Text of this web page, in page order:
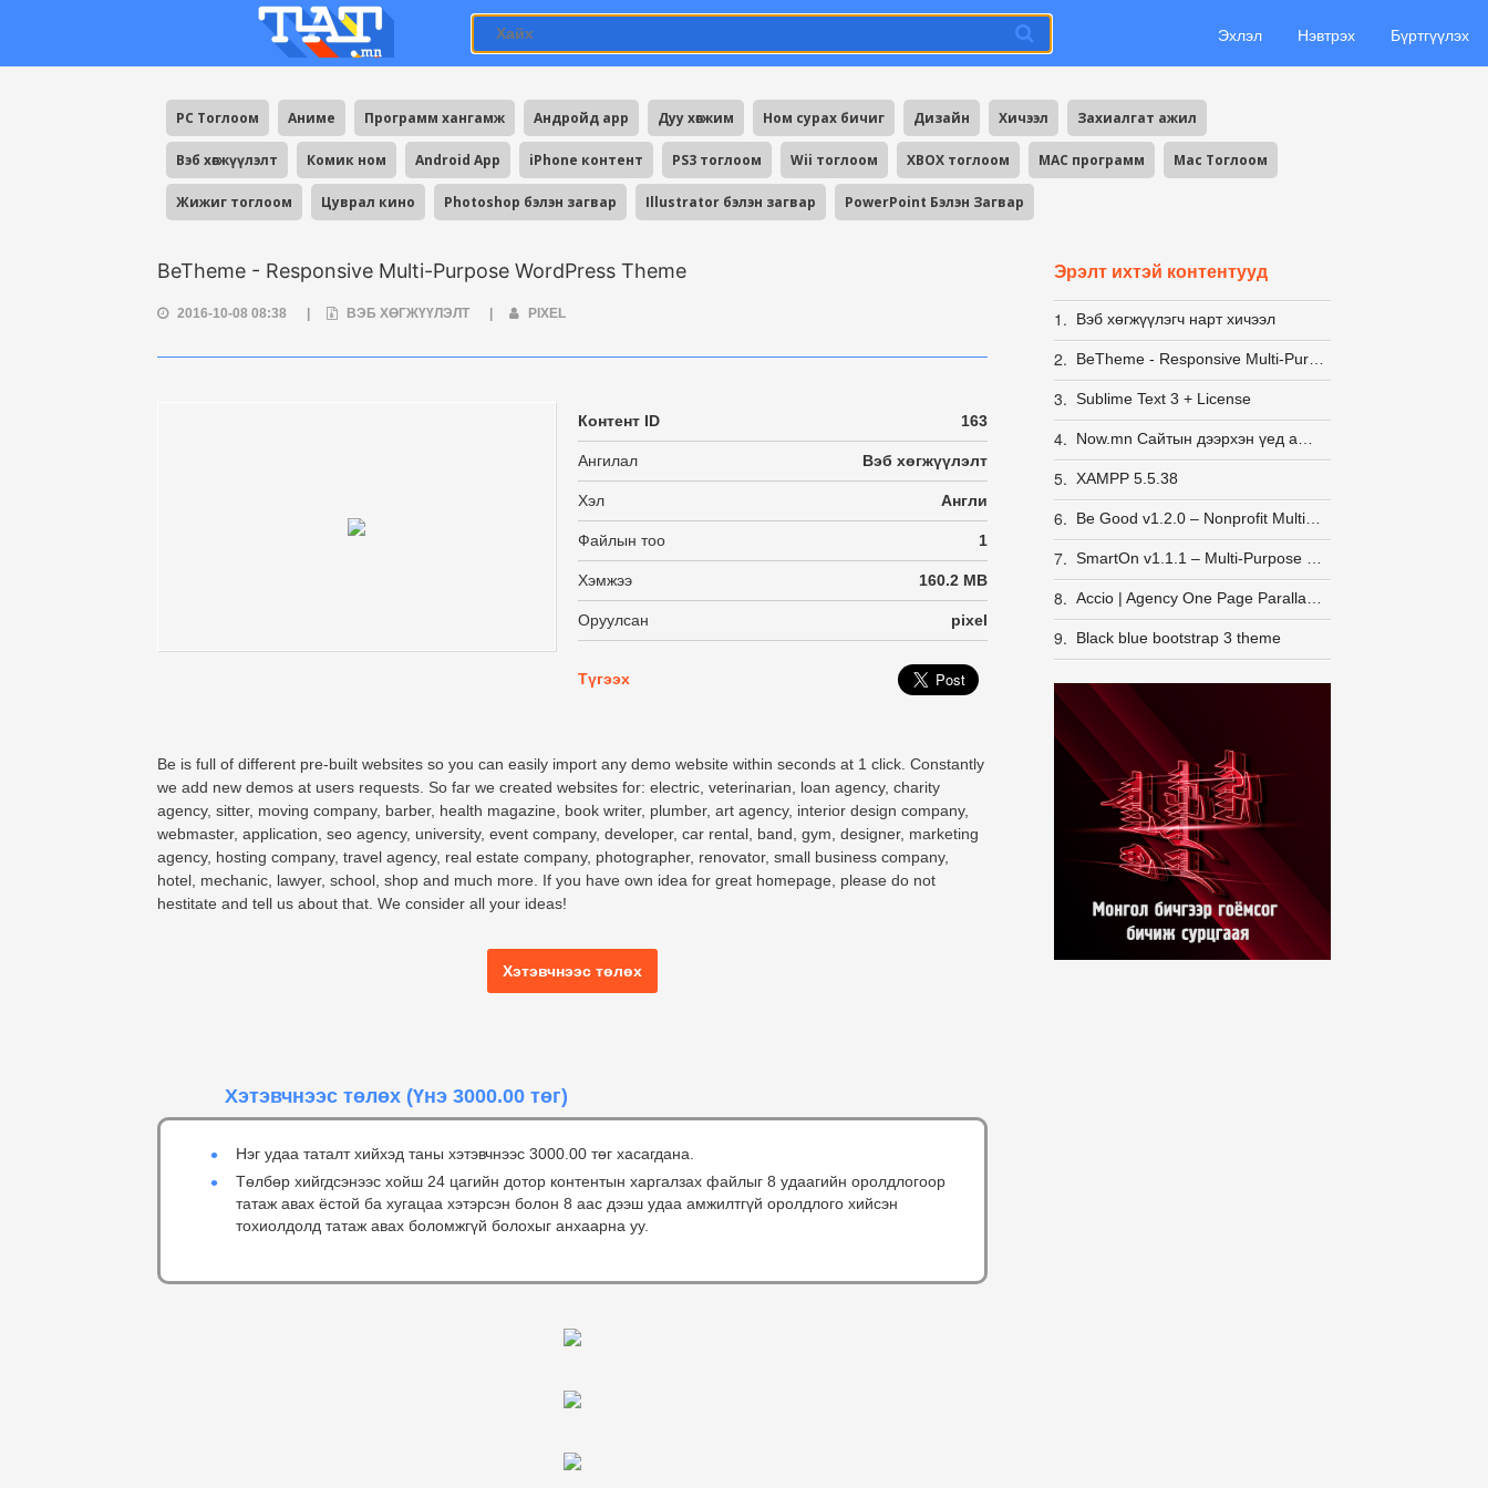
Эхлэл Нэвтрэх Бүртгүүлэх
PC Тоглоом Аниме Программ хангамж Андройд app Дуу хөгжим Ном сурах бичиг Дизайн Хичээл Захиалгат ажил
Вэб хөгжүүлэлт Комик ном Android App iPhone контент PS3 тоглоом Wii тоглоом XBOX тоглоом MAC программ Mac Тоглоом
Жижиг тоглоом Цуврал кино Photoshop бэлэн загвар Illustrator бэлэн загвар PowerPoint Бэлэн Загвар
BeTheme - Responsive Multi-Purpose WordPress Theme
2016-10-08 08:38 ВЭБ ХӨГЖҮҮЛЭЛТ PIXEL
Контент ID 163
Ангилал Вэб хөгжүүлэлт
Хэл Англи
Файлын тоо 1
Хэмжээ 160.2 MB
Оруулсан pixel
Түгээх
Be is full of different pre-built websites so you can easily import any demo website within seconds at 1 click. Constantly
we add new demos at users requests. So far we created websites for: electric, veterinarian, loan agency, charity
agency, sitter, moving company, barber, health magazine, book writer, plumber, art agency, interior design company,
webmaster, application, seo agency, university, event company, developer, car rental, band, gym, designer, marketing
agency, hosting company, travel agency, real estate company, photographer, renovator, small business company,
hotel, mechanic, lawyer, school, shop and much more. If you have own idea for great homepage, please do not
hestitate and tell us about that. We consider all your ideas!
Хэтэвчнээс төлөх
Хэтэвчнээс төлөх (Үнэ 3000.00 төг)
Нэг удаа таталт хийхэд таны хэтэвчнээс 3000.00 төг хасагдана.
Төлбөр хийгдсэнээс хойш 24 цагийн дотор контентын харгалзах файлыг 8 удаагийн оролдлогоор
татаж авах ёстой ба хугацаа хэтэрсэн болон 8 аас дээш удаа амжилтгүй оролдлого хийсэн
тохиолдолд татаж авах боломжгүй болохыг анхаарна уу.
Эрэлт ихтэй контентууд
1. Вэб хөгжүүлэгч нарт хичээл
2.
3. Sublime Text 3 + License
4.
5. XAMPP 5.5.38
6.
7.
8.
9. Black blue bootstrap 3 theme